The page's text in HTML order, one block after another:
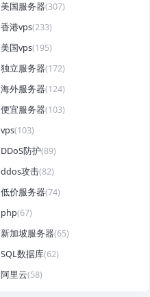
美国服务器(307)
香港vps(233)
美国vps(195)
独立服务器(172)
海外服务器(124)
便宜服务器(103)
vps(103)
DDoS防护(89)
ddos攻击(82)
低价服务器(74)
php(67)
新加坡服务器(65)
SQL数据库(62)
阿里云(58)